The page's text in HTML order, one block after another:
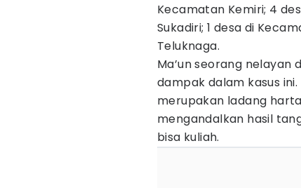
Kecamatan Kemiri; 4
Sukadiri; 1 desa di
Teluknaga.
Ma’un seorang nelayan
dampak dalam kasus ini.
merupakan ladang
mengandalkan hasil
bisa kuliah.